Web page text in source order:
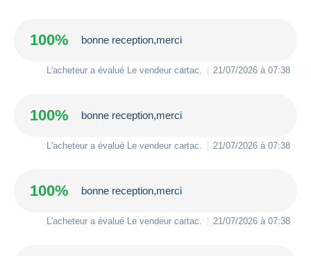
100% bonne reception,merci
L'acheteur a évalué Le vendeur cartac 21/07/2026 à 07:38
100% bonne reception,merci
L'acheteur a évalué Le vendeur cartac 21/07/2026 à 07:38
100% bonne reception,merci
L'acheteur a évalué Le vendeur cartac 21/07/2026 à 07:38